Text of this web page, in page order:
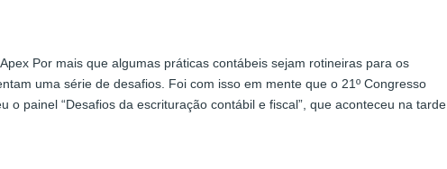
Por mais que algumas práticas contábeis sejam rotineiras para os
uma série de desafios. Foi com isso em mente que o 21º Congresso
o painel “Desafios da escrituração contábil e fiscal”, que aconteceu na tarde